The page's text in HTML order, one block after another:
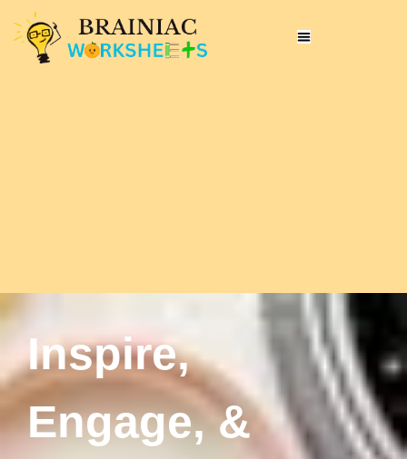
Inspire,
Engage, &